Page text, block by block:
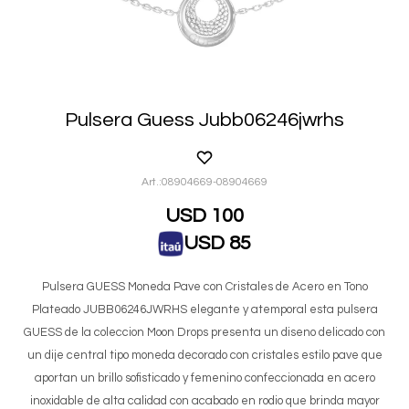
Pulsera Guess Jubb06246jwrhs
08904669-08904669
USD 100
USD 85
Pulsera GUESS Moneda Pave con Cristales de Acero en Tono
Plateado JUBB06246JWRHS elegante y atemporal esta pulsera
GUESS de la coleccion Moon Drops presenta un diseno delicado con
un dije central tipo moneda decorado con cristales estilo pave que
aportan un brillo sofisticado y femenino confeccionada en acero
inoxidable de alta calidad con acabado en rodio que brinda mayor